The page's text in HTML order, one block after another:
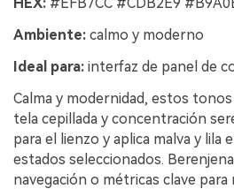
Ambiente: calmo y moderno
Ideal para: interfaz de panel de
Calma y modernidad, estos
tela cepillada y concentración
para el lienzo y aplica malva y lila
estados seleccionados.
navegación o métricas clave